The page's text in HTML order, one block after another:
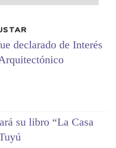
declarado de Interés
su libro “La Casa